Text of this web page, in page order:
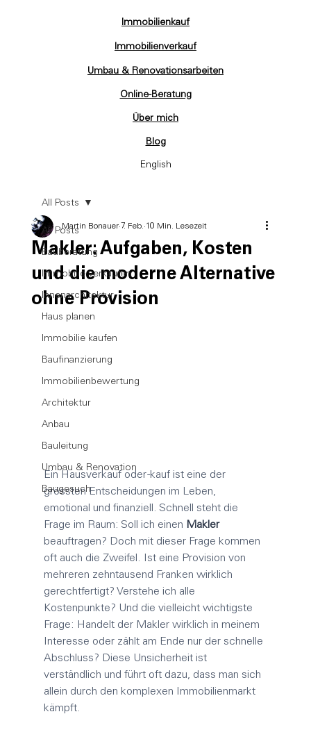
Immobilienkauf
Immobilienverkauf
Umbau & Renovationsarbeiten
Online-Beratung
Über mich
Blog
English
All Posts
Bauberatung
Immobilie verkaufen
Innenarchitektur
Haus planen
Immobilie kaufen
Baufinanzierung
Immobilienbewertung
Architektur
Anbau
Bauleitung
Umbau & Renovation
Baugesuch
All Posts
Makler: Aufgaben, Kosten
und die moderne Alternative
ohne Provision
Martin Bonauer 7. Feb. 10 Min. Lesezeit
Ein Hausverkauf oder -kauf ist eine der
grössten Entscheidungen im Leben,
emotional und finanziell. Schnell steht die
Frage im Raum: Soll ich einen Makler
beauftragen? Doch mit dieser Frage kommen
oft auch die Zweifel. Ist eine Provision von
mehreren zehntausend Franken wirklich
gerechtfertigt? Verstehe ich alle
Kostenpunkte? Und die vielleicht wichtigste
Frage: Handelt der Makler wirklich in meinem
Interesse oder zählt am Ende nur der schnelle
Abschluss? Diese Unsicherheit ist
verständlich und führt oft dazu, dass man sich
allein durch den komplexen Immobilienmarkt
kämpft.